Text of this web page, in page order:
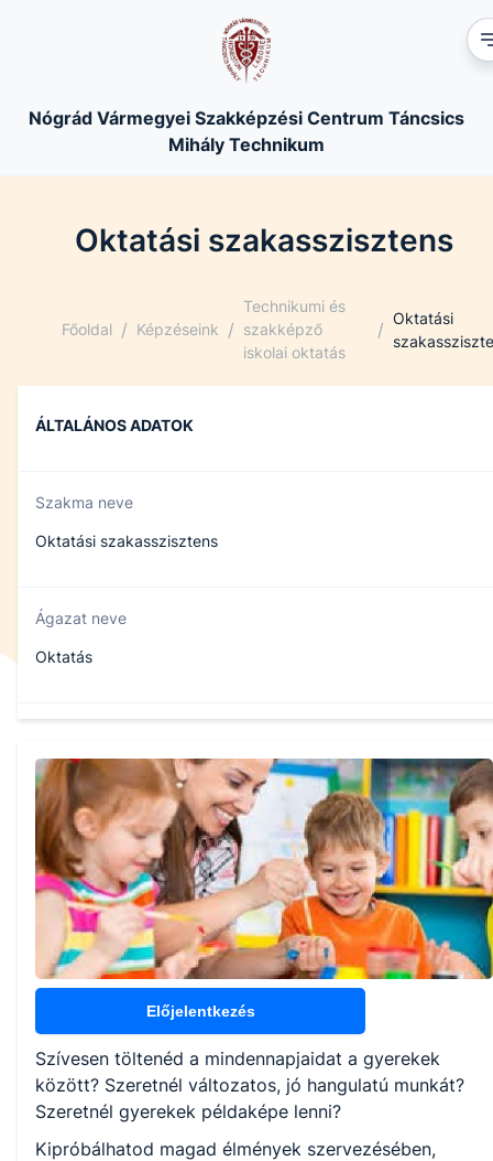
Nógrád Vármegyei Szakképzési Centrum Táncsics
Mihály Technikum
Oktatási szakasszisztens
Főoldal / Képzéseink /
Technikumi és
szakképző
iskolai oktatás
/
Oktatási
ÁLTALÁNOS ADATOK
Szakma neve
Oktatási szakasszisztens
Ágazat neve
Oktatás
501882501
Képzés időtartama
5 év
Választható szakmairányok:
Nem válaszható
KKK/PTT
KKK letöltése (pdf)
Előjelentkezés
Szívesen töltenéd a mindennapjaidat a gyerekek
között? Szeretnél változatos, jó hangulatú munkát?
Szeretnél gyerekek példaképe lenni?
Kipróbálhatod magad élmények szervezésében,